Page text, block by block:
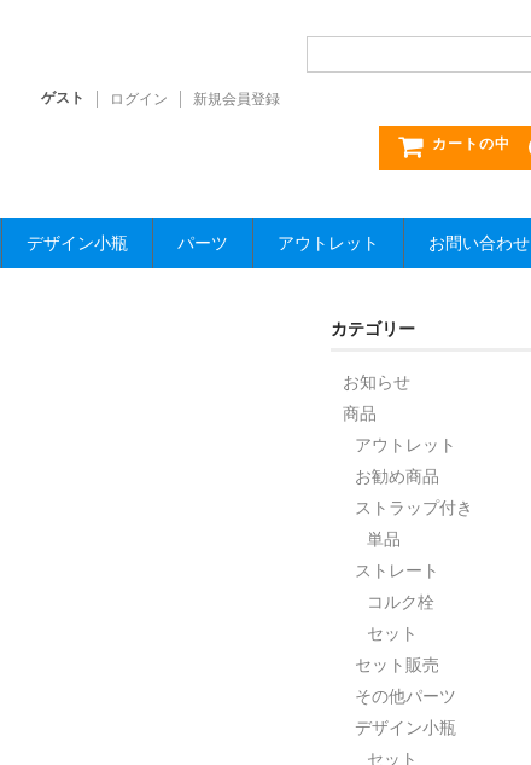
ゲスト ログイン 新規会員登録
カートの中
デザイン小瓶 パーツ アウトレット お問い合わせ
カテゴリー
お知らせ
商品
アウトレット
お勧め商品
ストラップ付き
単品
ストレート
コルク栓
セット
セット販売
その他パーツ
デザイン小瓶
セット